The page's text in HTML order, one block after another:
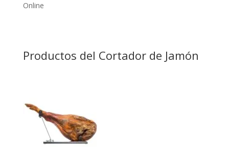
Online
Productos del Cortador de Jamón